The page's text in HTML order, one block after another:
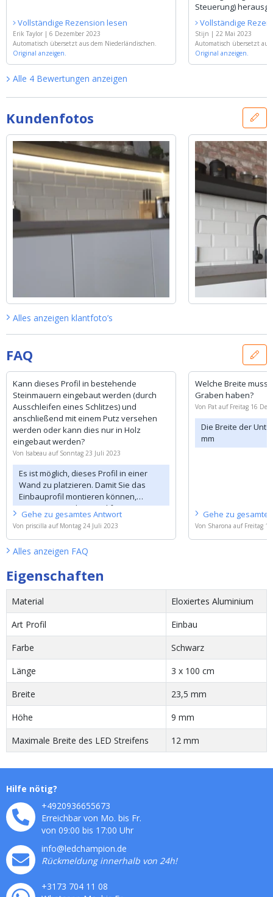
Vollständige Rezension lesen
Erik Taylor | 6 Dezember 2023
Automatisch übersetzt aus dem Niederländischen.
Original anzeigen.
Steuerung)
muss.
Vollständige
Stijn | 22 Mai 2023
Automatisch übersetzt
Original anzeigen.
Alle 4 Bewertungen anzeigen
Kundenfotos
Alles anzeigen klantfoto’s
FAQ
Kann dieses Profil in bestehende
Steinmauern eingebaut werden (durch
Ausschleifen eines Schlitzes) und
anschließend mit einem Putz versehen
werden oder kann dies nur in Holz
eingebaut werden?
Von Isabeau auf Sonntag 23 Juli 2023
Es ist möglich, dieses Profil in einer
Wand zu platzieren. Damit Sie das
Einbauprofil montieren können,
müssen Sie in die Wand fräsen.
Gehe zu gesamtes Antwort
Von priscilla auf Montag 24 Juli 2023
Welche Breite muss
Graben haben?
Von Pat auf Freitag 16
Die Breite der
mm
Gehe zu gesamtes
Von Sharona auf Freitag
Alles anzeigen FAQ
Eigenschaften
Material
Eloxiertes Aluminium
Art Profil
Einbau
Farbe
Schwarz
Länge
3 x 100 cm
Breite
23,5 mm
Höhe
9 mm
Maximale Breite des LED Streifens
12 mm
Hilfe nötig?
+4920936655673
Erreichbar von Mo. bis Fr.
von 09:00 bis 17:00 Uhr
info@ledchampion.de
Rückmeldung innerhalb von 24h!
+3173 704 11 08